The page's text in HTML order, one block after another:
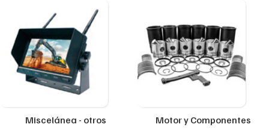
Miscelánea - otros Motor y Componentes